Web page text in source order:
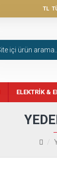
TL
ELEKTRIK &